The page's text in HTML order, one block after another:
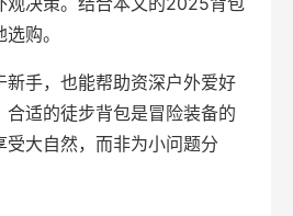
购。
新手，也能帮助资深户外爱好
合适的徒步背包是冒险装备的
大自然，而非为小问题分